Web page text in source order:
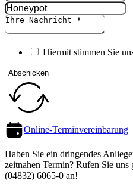
Hiermit stimmen Sie
Abschicken
Online-Termin­vereinbarung
Haben Sie ein dringendes
zeitnahen Termin? Rufen Sie
(04832) 6065-0 an!